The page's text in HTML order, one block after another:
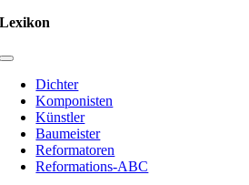
Lexikon
Toggle
Navigation
Dichter
Komponisten
Künstler
Baumeister
Reformatoren
Reformations-ABC